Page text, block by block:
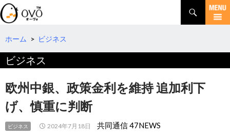
検
索
コ
テ
へ
移
動
ホーム > ビジネス
ビジネス
欧州中銀、政策金利を維持 追加利下
げ、慎重に判断
ビジネス 2024年7月18日 共同通信 47NEWS